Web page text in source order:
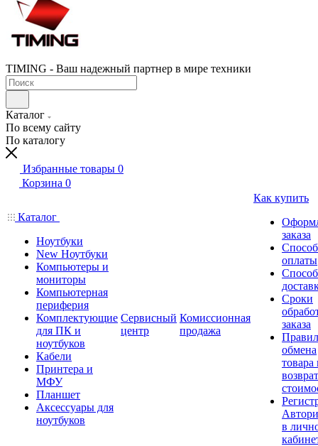
TIMING - Ваш надежный партнер в мире техники
Каталог
По всему сайту
По каталогу
Избранные товары 0
Корзина 0
Каталог
Ноутбуки
New Ноутбуки
Компьютеры и
мониторы
Компьютерная
периферия
Комплектующие
для ПК и
ноутбуков
Кабели
Принтера и
МФУ
Планшет
Аксессуары для
ноутбуков
Сервисный
центр
Комиссионная
продажа
Как купить
заказа
оплаты
Сроки
заказа
обмена
товара
в